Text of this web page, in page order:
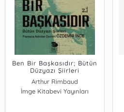
Ben Bir Başkasıdır; Bütün
Düzyazı Şiirleri
Arthur Rimbaud
İmge Kitabevi Yayınları